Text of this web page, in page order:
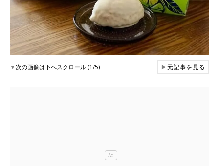
▼次の画像は下へスクロール (1/5) ▶元記事を見る